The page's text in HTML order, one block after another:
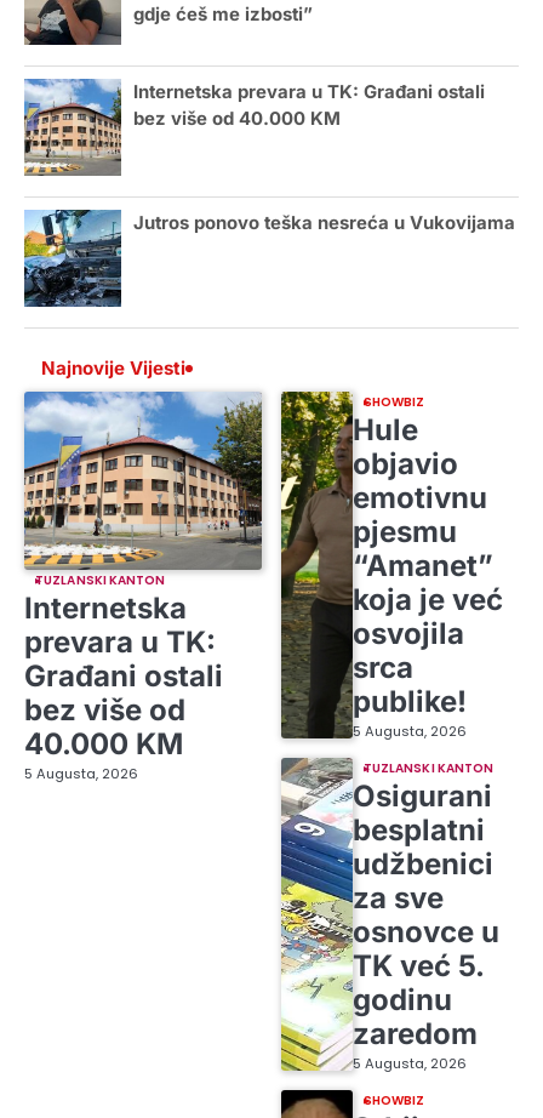
gdje ćeš me izbosti”
Internetska prevara u TK: Građani ostali
bez više od 40.000 KM
Jutros ponovo teška nesreća u Vukovijama
Najnovije Vijesti
TUZLANSKI KANTON
Internetska
prevara u TK:
Građani ostali
bez više od
40.000 KM
5 Augusta, 2026
SHOWBIZ
Hule
objavio
emotivnu
pjesmu
“Amanet”
koja je već
osvojila
srca
publike!
5 Augusta, 2026
TUZLANSKI KANTON
Osigurani
besplatni
udžbenici
za sve
osnovce u
TK već 5.
godinu
zaredom
5 Augusta, 2026
SHOWBIZ